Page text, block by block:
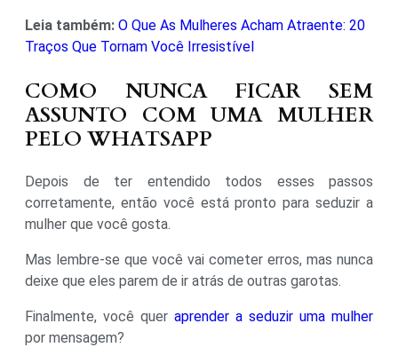
Leia também: O Que As Mulheres Acham Atraente: 20
Traços Que Tornam Você Irresistível
COMO NUNCA FICAR SEM
ASSUNTO COM UMA MULHER
PELO WHATSAPP
Depois de ter entendido todos esses passos
corretamente, então você está pronto para seduzir a
mulher que você gosta.
Mas lembre-se que você vai cometer erros, mas nunca
deixe que eles parem de ir atrás de outras garotas.
Finalmente, você quer aprender a seduzir uma mulher
por mensagem?